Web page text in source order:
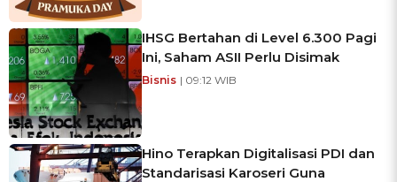
IHSG Bertahan di Level 6.300 Pagi
Ini, Saham ASII Perlu Disimak
Bisnis | 09:12 WIB
Hino Terapkan Digitalisasi PDI dan
Standarisasi Karoseri Guna